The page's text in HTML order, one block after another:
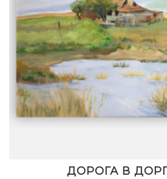
ДОРОГА В